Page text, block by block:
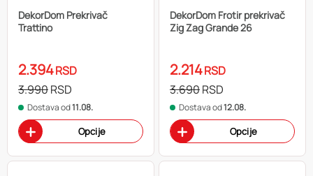
DekorDom Prekrivač
Trattino
2.394RSD
3.990RSD
Dostava od11.08.
Opcije
DekorDom Frotir prekrivač
Zig Zag Grande 26
2.214RSD
3.690RSD
Dostava od12.08.
Opcije